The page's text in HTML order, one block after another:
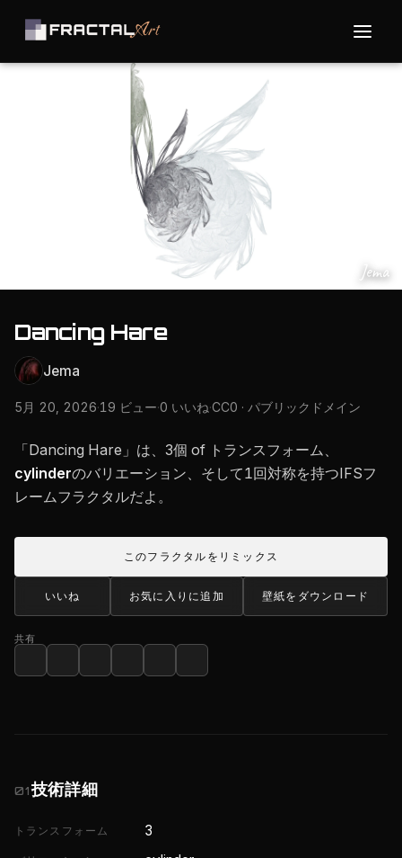
Jema
Dancing Hare
Jema
5月 20, 2026·19 ビュー·0 いいね·CC0 · パブリックドメイン
「Dancing Hare」は、3個 of トランスフォーム、
cylinderのバリエーション、そして1回対称を持つIFSフ
レームフラクタルだよ。
このフラクタルをリミックス
いいね お気に入りに追加 壁紙をダウンロード
共有
01技術詳細
トランスフォーム 3